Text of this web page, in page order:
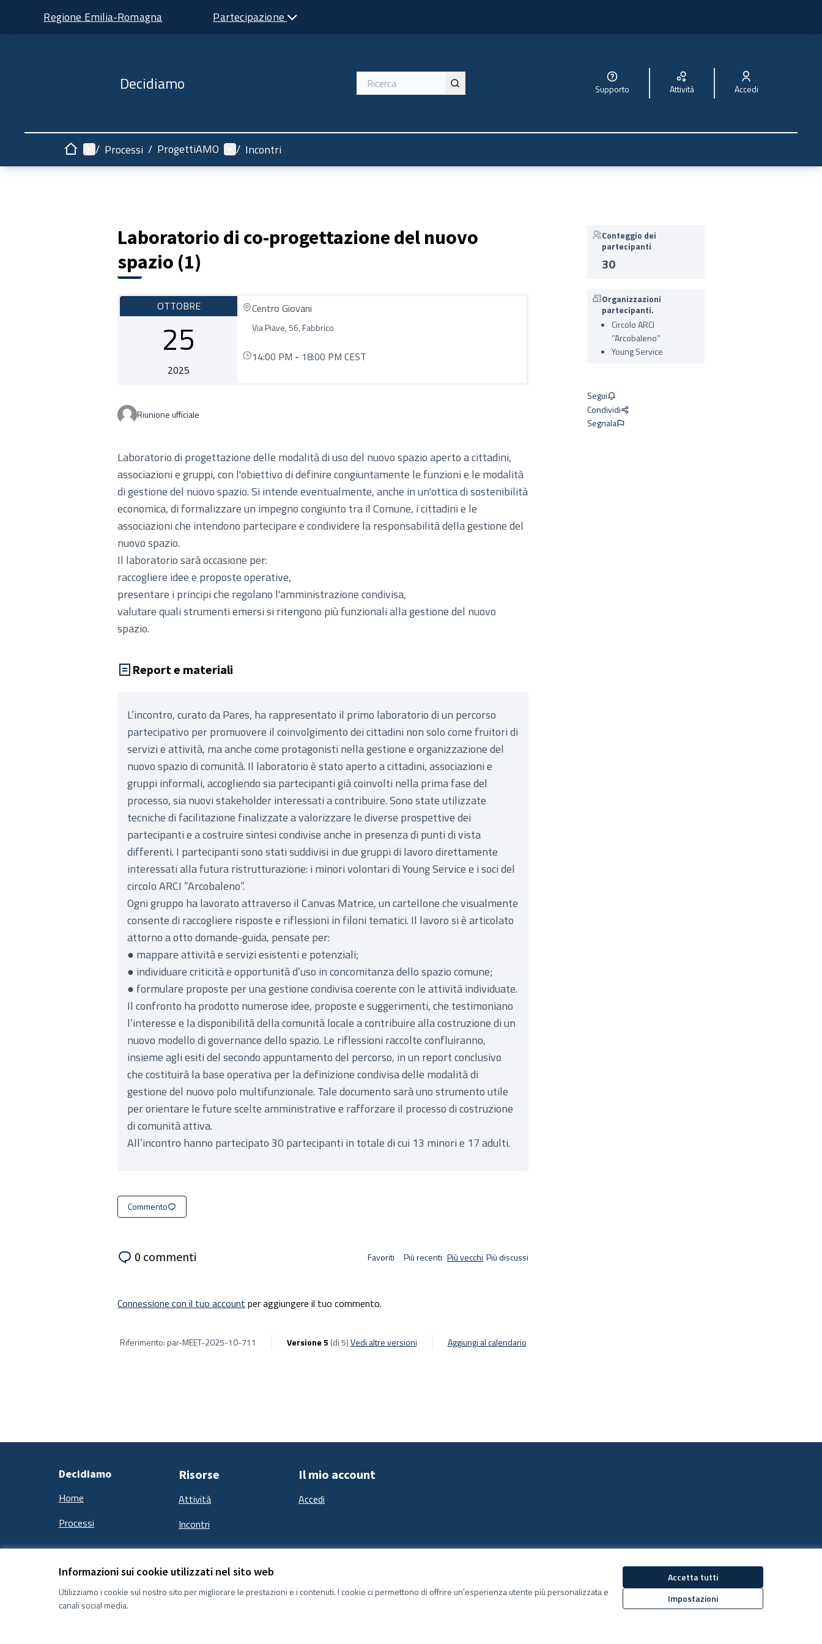
Informazioni sui cookie utilizzati nel sito web
Utilizziamo i cookie sul nostro sito per migliorare le prestazioni e i contenuti. I cookie ci permettono di offrire un'esperienza utente più personalizzata e
canali social media.
Accetta tutti
Impostazioni
Regione Emilia-Romagna Partecipazione
Decidiamo Supporto Attività Accedi
HomeMenù principale
/ Processi / ProgettiAMO Menù utente
/ Incontri
Laboratorio di co-progettazione del nuovo
spazio (1)
OTTOBRE
25
2025
Centro Giovani
Via Piave, 56, Fabbrico
14:00 PM - 18:00 PM CEST
Riunione ufficiale
Laboratorio di progettazione delle modalità di uso del nuovo spazio aperto a cittadini,
associazioni e gruppi, con l'obiettivo di definire congiuntamente le funzioni e le modalità
di gestione del nuovo spazio. Si intende eventualmente, anche in un'ottica di sostenibilità
economica, di formalizzare un impegno congiunto tra il Comune, i cittadini e le
associazioni che intendono partecipare e condividere la responsabilità della gestione del
nuovo spazio.
Il laboratorio sarà occasione per:
raccogliere idee e proposte operative,
presentare i principi che regolano l'amministrazione condivisa,
valutare quali strumenti emersi si ritengono più funzionali alla gestione del nuovo
spazio.
Report e materiali
L’incontro, curato da Pares, ha rappresentato il primo laboratorio di un percorso
partecipativo per promuovere il coinvolgimento dei cittadini non solo come fruitori di
servizi e attività, ma anche come protagonisti nella gestione e organizzazione del
nuovo spazio di comunità. Il laboratorio è stato aperto a cittadini, associazioni e
gruppi informali, accogliendo sia partecipanti già coinvolti nella prima fase del
processo, sia nuovi stakeholder interessati a contribuire. Sono state utilizzate
tecniche di facilitazione finalizzate a valorizzare le diverse prospettive dei
partecipanti e a costruire sintesi condivise anche in presenza di punti di vista
differenti. I partecipanti sono stati suddivisi in due gruppi di lavoro direttamente
interessati alla futura ristrutturazione: i minori volontari di Young Service e i soci del
circolo ARCI “Arcobaleno”.
Ogni gruppo ha lavorato attraverso il Canvas Matrice, un cartellone che visualmente
consente di raccogliere risposte e riflessioni in filoni tematici. Il lavoro si è articolato
attorno a otto domande-guida, pensate per:
● mappare attività e servizi esistenti e potenziali;
● individuare criticità e opportunità d’uso in concomitanza dello spazio comune;
● formulare proposte per una gestione condivisa coerente con le attività individuate.
Il confronto ha prodotto numerose idee, proposte e suggerimenti, che testimoniano
l’interesse e la disponibilità della comunità locale a contribuire alla costruzione di un
nuovo modello di governance dello spazio. Le riflessioni raccolte confluiranno,
insieme agli esiti del secondo appuntamento del percorso, in un report conclusivo
che costituirà la base operativa per la definizione condivisa delle modalità di
gestione del nuovo polo multifunzionale. Tale documento sarà uno strumento utile
per orientare le future scelte amministrative e rafforzare il processo di costruzione
di comunità attiva.
All’incontro hanno partecipato 30 partecipanti in totale di cui 13 minori e 17 adulti.
Commento
Conteggio dei
partecipanti
30
Organizzazioni
partecipanti.
Circolo ARCI
‘’Arcobaleno’’
Young Service
Segui
Condividi
Segnala
0 commenti Favoriti Più recenti Più vecchi Più discussi
Connessione con il tuo account per aggiungere il tuo commento.
Riferimento: par-MEET-2025-10-711 Versione 5 (di 5) vedi altre versioni Aggiungi al calendario
Decidiamo
Home
Processi
Risorse
Attività
Incontri
Il mio account
Accedi